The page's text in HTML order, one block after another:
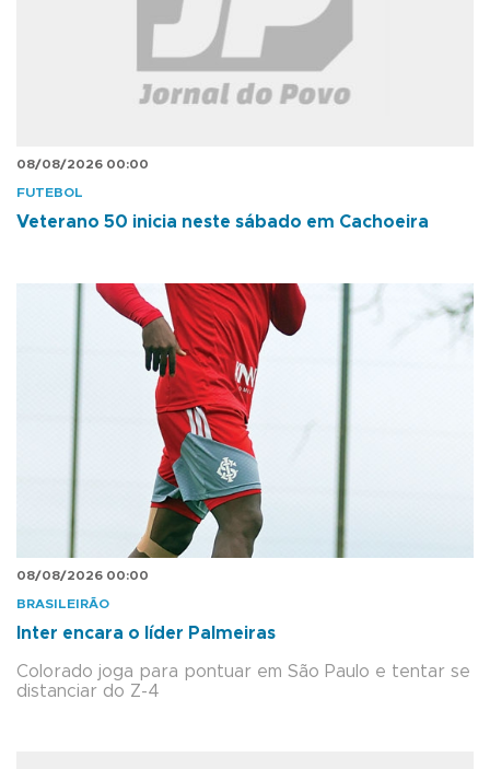
08/08/2026 00:00
FUTEBOL
Veterano 50 inicia neste sábado em Cachoeira
08/08/2026 00:00
BRASILEIRÃO
Inter encara o líder Palmeiras
Colorado joga para pontuar em São Paulo e tentar se
distanciar do Z-4